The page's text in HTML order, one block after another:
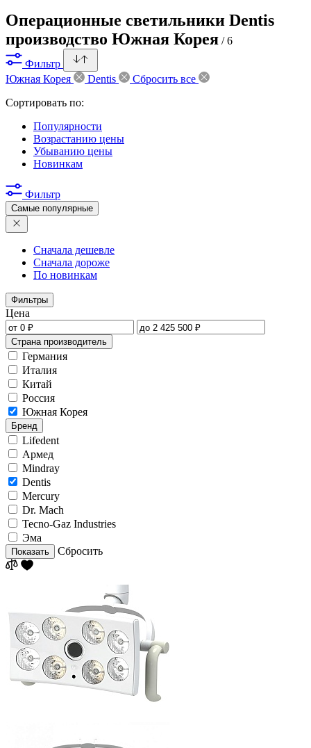
Операционные светильники Dentis
производство Южная Корея / 6
Фильтр
Южная Корея
Dentis
Сбросить все
Сортировать по:
Популярности
Возрастанию цены
Убыванию цены
Новинкам
Фильтр
Самые популярные
Сначала дешевле
Сначала дороже
По новинкам
Фильтры
Цена
Страна производитель
Германия
Италия
Китай
Россия
Южная Корея
Бренд
Lifedent
Армед
Mindray
Dentis
Mercury
Dr. Mach
Tecno-Gaz Industries
Эма
Показать Сбросить